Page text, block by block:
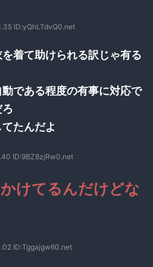
ID:yQhLTdvQ0.net
着て助けられる訳じゃ有る
である程度の有事に対応で
たんだよ
ID:9BZ8zjRw0.net
けてるんだけどな
ID:Tggajgw60.net